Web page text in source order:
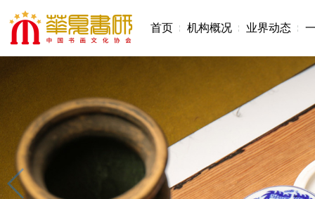
首页 机构概况 业界动态